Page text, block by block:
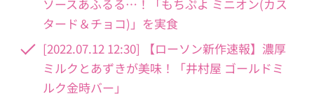
ソースあふるる…！「もちぷよ ミニオン(カス
タード＆チョコ)」を実食
[2022.07.12 12:30] 【ローソン新作速報】濃厚
ミルクとあずきが美味！「井村屋 ゴールドミ
ルク金時バー」